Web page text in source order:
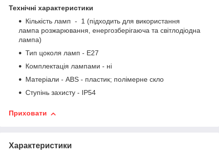
Технічні характеристики
Кількість ламп - 1 (підходить для використання
лампа розжарювання, енергозберігаюча та світлодіодна
лампа)
Тип цоколя ламп - E27
Комплектація лампами - ні
Матеріали - ABS - пластик; полімерне скло
Ступінь захисту - IP54
Приховати
Характеристики